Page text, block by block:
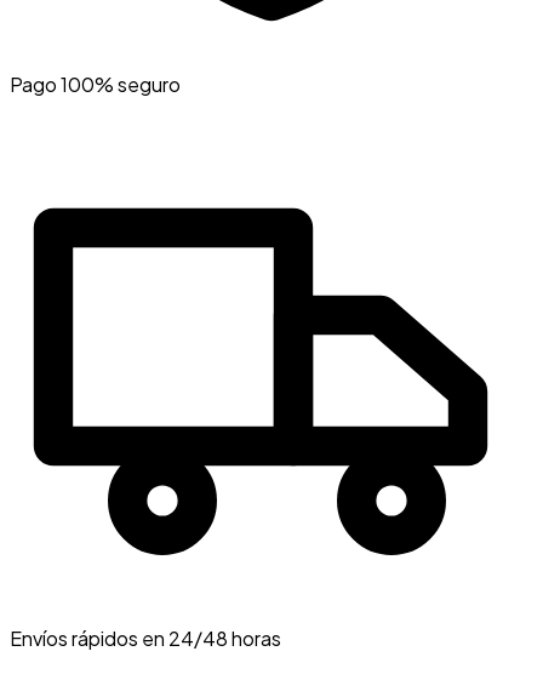
Pago 100% seguro
Envíos rápidos en 24/48 horas